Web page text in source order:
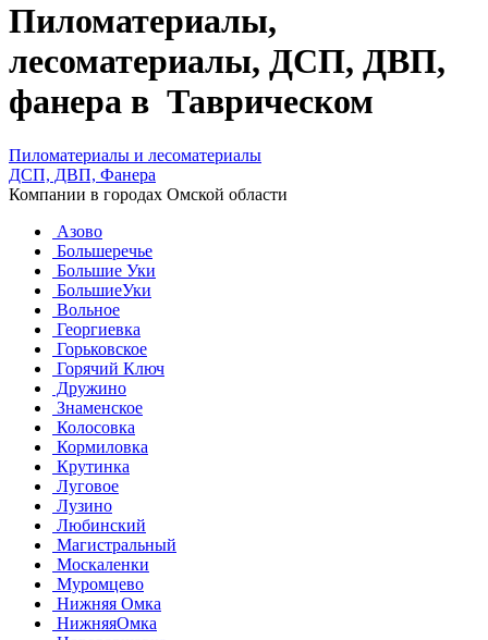
Пиломатериалы,
лесоматериалы, ДСП, ДВП,
фанера в Таврическом
Пиломатериалы и лесоматериалы
ДСП, ДВП, Фанера
Компании в городах Омской области
Азово
Большеречье
Большие Уки
БольшиеУки
Вольное
Георгиевка
Горьковское
Горячий Ключ
Дружино
Знаменское
Колосовка
Кормиловка
Крутинка
Луговое
Лузино
Любинский
Магистральный
Москаленки
Муромцево
Нижняя Омка
НижняяОмка